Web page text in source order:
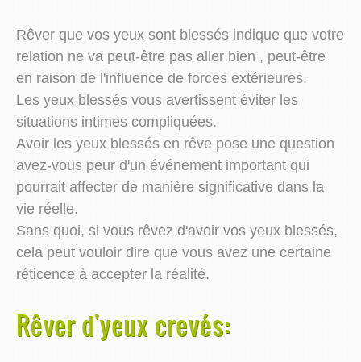
Rêver que vos yeux sont blessés indique que votre
relation ne va peut-être pas aller bien , peut-être
en raison de l'influence de forces extérieures.
Les yeux blessés vous avertissent éviter les
situations intimes compliquées.
Avoir les yeux blessés en rêve pose une question
avez-vous peur d'un événement important qui
pourrait affecter de manière significative dans la
vie réelle.
Sans quoi, si vous rêvez d'avoir vos yeux blessés,
cela peut vouloir dire que vous avez une certaine
réticence à accepter la réalité.
Rêver d'yeux crevés: